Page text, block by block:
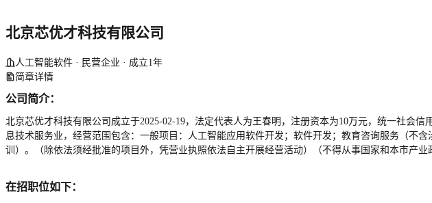
北京芯优才科技有限公司
人工智能软件 · 民营企业 · 成立1年
简章详情
公司简介：
北京芯优才科技有限公司成立于2025-02-19，法定代表人为王春明，注册资本为10万元，统一社会
息技术服务业，经营范围包含：一般项目：人工智能应用软件开发；软件开发；教育咨询服务（不
训）。（除依法须经批准的项目外，凭营业执照依法自主开展经营活动）（不得从事国家和本市产
在招职位如下：